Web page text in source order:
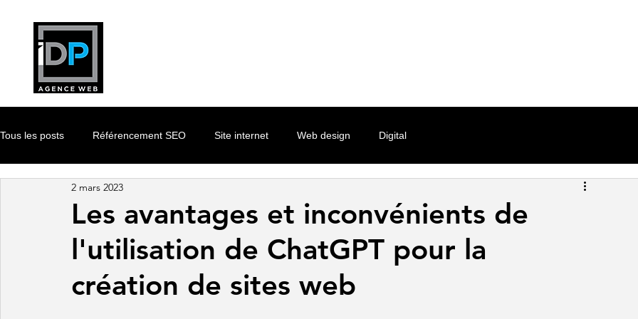
Tous les posts Référencement SEO Site internet Web design Digital
Les avantages et inconvénients de
l'utilisation de ChatGPT pour la
création de sites web
2 mars 2023